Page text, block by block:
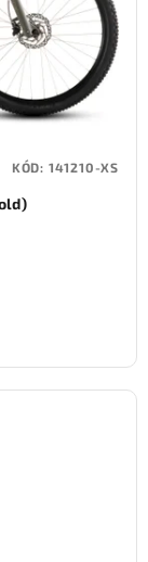
KÓD: 141210-XS